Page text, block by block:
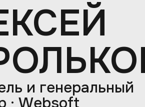
и генеральный
· Websoft